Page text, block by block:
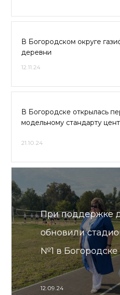
В Богородском округе
деревни
12.11.24
В Богородске открылась
модельному стандарту
21.10.24
При поддержке
обновили
№1 в Богородске
12.09.24